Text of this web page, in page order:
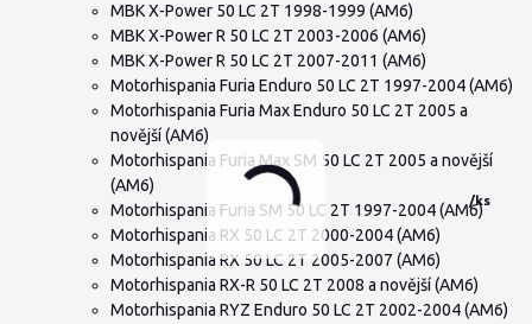
/ks
MBK X-Power 50 LC 2T 1998-1999 (AM6)
MBK X-Power R 50 LC 2T 2003-2006 (AM6)
MBK X-Power R 50 LC 2T 2007-2011 (AM6)
Motorhispania Furia Enduro 50 LC 2T 1997-2004 (AM6)
Motorhispania Furia Max Enduro 50 LC 2T 2005 a
novější (AM6)
Motorhispania Furia Max SM 50 LC 2T 2005 a novější
(AM6)
Motorhispania Furia SM 50 LC 2T 1997-2004 (AM6)
Motorhispania RX 50 LC 2T 2000-2004 (AM6)
Motorhispania RX 50 LC 2T 2005-2007 (AM6)
Motorhispania RX-R 50 LC 2T 2008 a novější (AM6)
Motorhispania RYZ Enduro 50 LC 2T 2002-2004 (AM6)